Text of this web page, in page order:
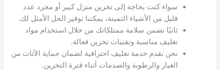
سواء كنت بحاجة إلى تخزين منزل كبير أو مجرد عدد
قليل من الأشياء الثمينة، يمكننا توفير الحل الأمثل لك.
ثانيًا نضمن سلامة ممتلكاتك من خلال استخدام مواد
تغليف مناسبة وتقنيات تخزين فعالة.
نحن نقدم خدمة تغليف احترافية لضمان حماية الأثاث من
الغبار والرطوبة والصدمات أثناء فترة التخزين.